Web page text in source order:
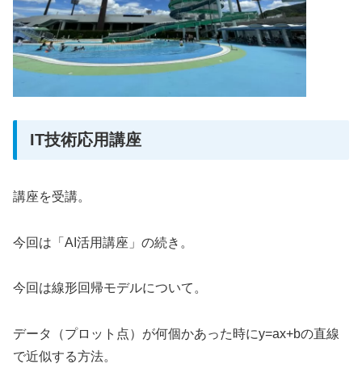
IT技術応用講座
講座を受講。
今回は「AI活用講座」の続き。
今回は線形回帰モデルについて。
データ（プロット点）が何個かあった時にy=ax+bの直線
で近似する方法。